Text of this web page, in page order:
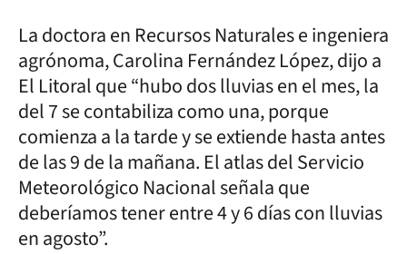
La doctora en Recursos Naturales e ingeniera
agrónoma, Carolina Fernández López, dijo a
El Litoral que “hubo dos lluvias en el mes, la
del 7 se contabiliza como una, porque
comienza a la tarde y se extiende hasta antes
de las 9 de la mañana. El atlas del Servicio
Meteorológico Nacional señala que
deberíamos tener entre 4 y 6 días con lluvias
en agosto”.